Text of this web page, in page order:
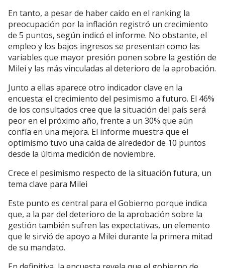
En tanto, a pesar de haber caído en el ranking la
preocupación por la inflación registró un crecimiento
de 5 puntos, según indicó el informe. No obstante, el
empleo y los bajos ingresos se presentan como las
variables que mayor presión ponen sobre la gestión de
Milei y las más vinculadas al deterioro de la aprobación.
Junto a ellas aparece otro indicador clave en la
encuesta: el crecimiento del pesimismo a futuro. El 46%
de los consultados cree que la situación del país será
peor en el próximo año, frente a un 30% que aún
confía en una mejora. El informe muestra que el
optimismo tuvo una caída de alrededor de 10 puntos
desde la última medición de noviembre.
Crece el pesimismo respecto de la situación futura, un
tema clave para Milei
Este punto es central para el Gobierno porque indica
que, a la par del deterioro de la aprobación sobre la
gestión también sufren las expectativas, un elemento
que le sirvió de apoyo a Milei durante la primera mitad
de su mandato.